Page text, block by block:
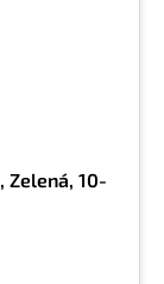
Zelená, 10-